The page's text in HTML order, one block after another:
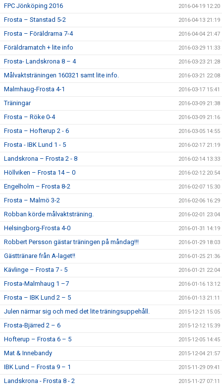
FPC Jönköping 2016 2016-04-19 12:20
Frosta – Stanstad 5-2 2016-04-13 21:19
Frosta – Föräldrarna 7-4 2016-04-04 21:47
Föräldramatch + lite info 2016-03-29 11:33
Frosta- Landskrona 8 – 4 2016-03-23 21:28
Målvaktsträningen 160321 samt lite info. 2016-03-21 22:08
Malmhaug-Frosta 4-1 2016-03-17 15:41
Träningar 2016-03-09 21:38
Frosta – Röke 0-4 2016-03-09 21:16
Frosta – Hofterup 2 - 6 2016-03-05 14:55
Frosta - IBK Lund 1 - 5 2016-02-17 21:19
Landskrona – Frosta 2 - 8 2016-02-14 13:33
Höllviken – Frosta 14 – 0 2016-02-12 20:54
Engelholm – Frosta 8-2 2016-02-07 15:30
Frosta – Malmö 3-2 2016-02-06 16:29
Robban körde målvaktsträning. 2016-02-01 23:04
Helsingborg-Frosta 4-0 2016-01-31 14:19
Robbert Persson gästar träningen på måndag!!! 2016-01-29 18:03
Gästtränare från A-laget!! 2016-01-25 21:36
Kävlinge – Frosta 7 - 5 2016-01-21 22:04
Frosta-Malmhaug 1 –7 2016-01-16 13:12
Frosta – IBK Lund 2 – 5 2016-01-13 21:11
Julen närmar sig och med det lite träningsuppehåll. 2015-12-21 15:05
Frosta-Bjärred 2 – 6 2015-12-12 15:39
Hofterup – Frosta 6 – 5 2015-12-05 14:45
Mat & Innebandy 2015-12-04 21:57
IBK Lund – Frosta 9 – 1 2015-11-29 09:41
Landskrona - Frosta 8 - 2 2015-11-27 07:11